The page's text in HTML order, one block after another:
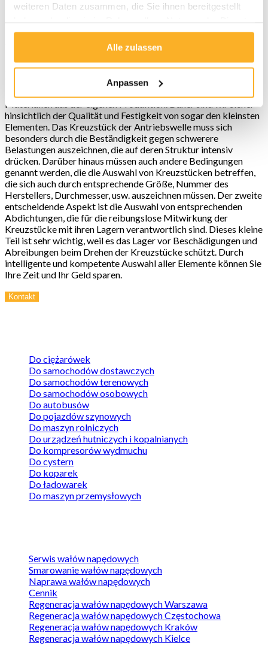
weiteren Daten zusammen, die Sie ihnen bereitgestellt
gesammelt haben.
Alle zulassen
Anpassen
Das Kreuzstück der Antriebswelle ist ein der wichtigsten
Fahrzeuge nicht losfahren können. Es ist besonders auf die
Wahl dieses Teils zu achten, da viel vom späteren Funktionieren
der Antriebswelle abhängt. Die Qualität des Kreuzstücks ist
dass das Hauptauswahlkriterium, wodurch Sie an erneuten
Wechseln sparen können. Wir zeichnen uns vor allem durch den
Materialien aus der eigenen Produktion. Daher sind wir sicher
hinsichtlich der Qualität und Festigkeit von sogar den kleinsten
Elementen. Das Kreuzstück der Antriebswelle muss sich
besonders durch die Beständigkeit gegen schwerere
Belastungen auszeichnen, die auf deren Struktur intensiv
drücken. Darüber hinaus müssen auch andere Bedingungen
genannt werden, die die Auswahl von Kreuzstücken betreffen,
die sich auch durch entsprechende Größe, Nummer des
Herstellers, Durchmesser, usw. auszeichnen müssen. Der zweite
entscheidende Aspekt ist die Auswahl von entsprechenden
Abdichtungen, die für die reibungslose Mitwirkung der
Kreuzstücke mit ihren Lagern verantwortlich sind. Dieses kleine
Teil ist sehr wichtig, weil es das Lager vor Beschädigungen und
Abreibungen beim Drehen der Kreuzstücke schützt. Durch
intelligente und kompetente Auswahl aller Elemente können Sie
Ihre Zeit und Ihr Geld sparen.
Kontakt
Do ciężarówek
Do samochodów dostawczych
Do samochodów terenowych
Do samochodów osobowych
Do autobusów
Do pojazdów szynowych
Do maszyn rolniczych
Do urządzeń hutniczych i kopalnianych
Do kompresorów wydmuchu
Do cystern
Do koparek
Do ładowarek
Do maszyn przemysłowych
Serwis wałów napędowych
Smarowanie wałów napędowych
Naprawa wałów napędowych
Cennik
Regeneracja wałów napędowych Warszawa
Regeneracja wałów napędowych Częstochowa
Regeneracja wałów napędowych Kraków
Regeneracja wałów napędowych Kielce